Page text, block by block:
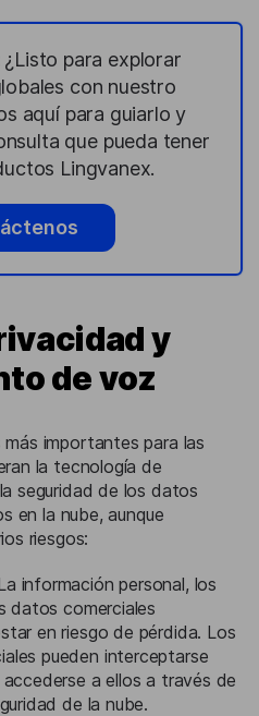
¿Listo para explorar
con nuestro
aquí para guiarlo y
que pueda tener
Lingvanex.
y
de voz
importantes para las
la tecnología de
seguridad de los datos
en la nube, aunque
riesgos:
información personal, los
datos comerciales
en riesgo de pérdida. Los
pueden interceptarse
a ellos a través de
de la nube.